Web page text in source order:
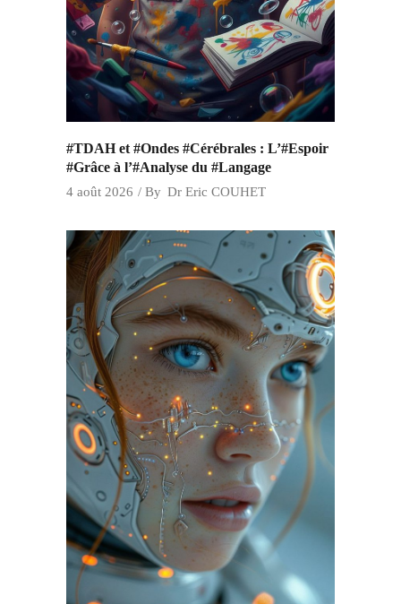
#TDAH et #Ondes #Cérébrales : L’#Espoir
#Grâce à l’#Analyse du #Langage
4 août 2026 By Dr Eric COUHET